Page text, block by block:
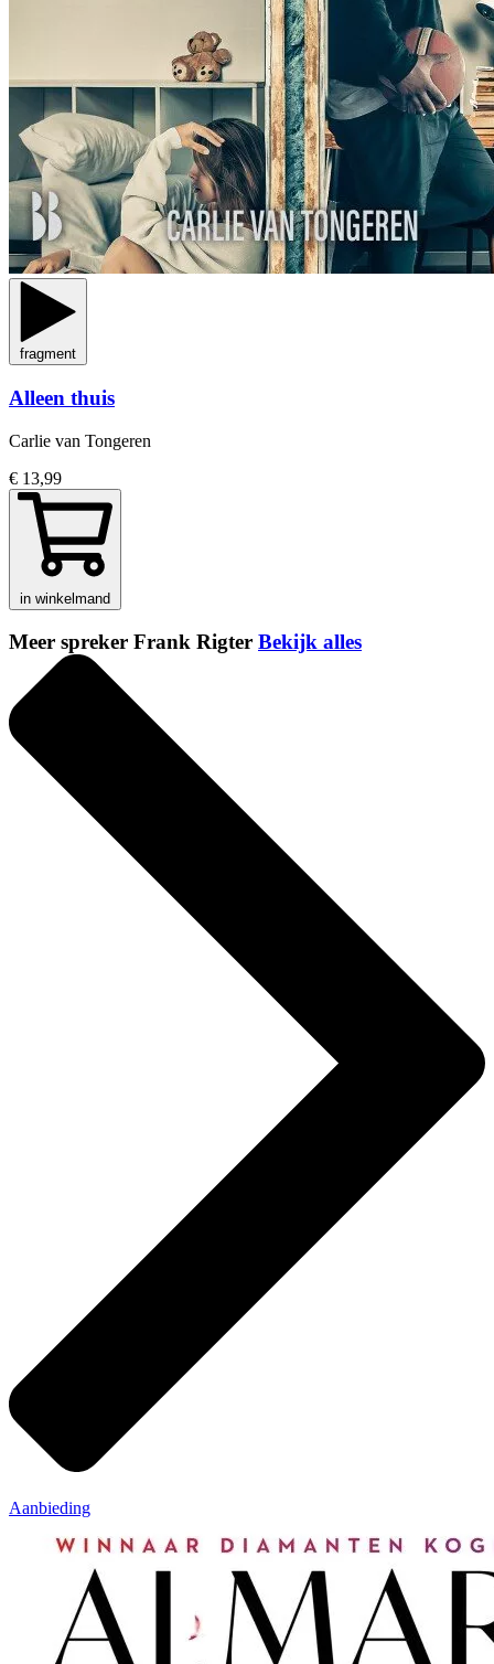
fragment
Alleen thuis
Carlie van Tongeren
€ 13,99
in winkelmand
Meer spreker Frank Rigter Bekijk alles
Aanbieding